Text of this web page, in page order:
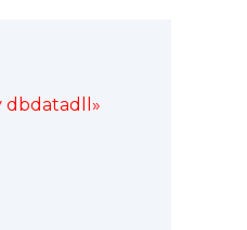
dbdatadll»